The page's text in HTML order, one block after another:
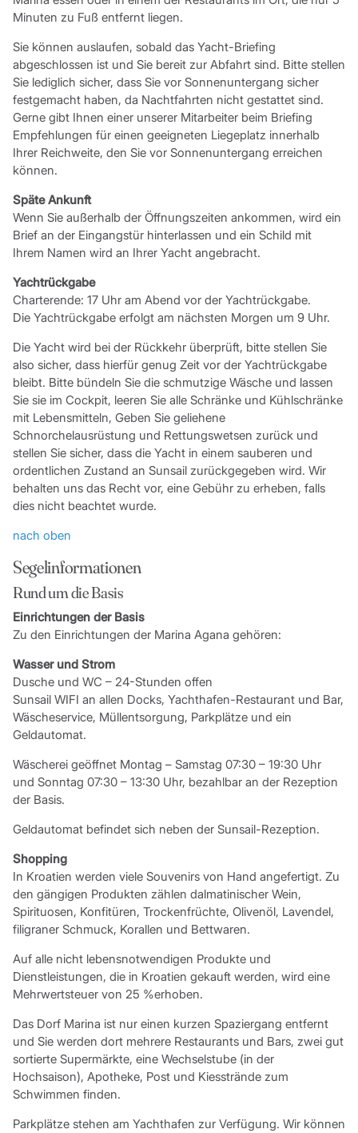
Minuten zu Fuß entfernt liegen.
Sie können auslaufen, sobald das Yacht-Briefing
abgeschlossen ist und Sie bereit zur Abfahrt sind. Bitte stellen
Sie lediglich sicher, dass Sie vor Sonnenuntergang sicher
festgemacht haben, da Nachtfahrten nicht gestattet sind.
Gerne gibt Ihnen einer unserer Mitarbeiter beim Briefing
Empfehlungen für einen geeigneten Liegeplatz innerhalb
Ihrer Reichweite, den Sie vor Sonnenuntergang erreichen
können.
Späte Ankunft
Wenn Sie außerhalb der Öffnungszeiten ankommen, wird ein
Brief an der Eingangstür hinterlassen und ein Schild mit
Ihrem Namen wird an Ihrer Yacht angebracht.
Yachtrückgabe
Charterende: 17 Uhr am Abend vor der Yachtrückgabe.
Die Yachtrückgabe erfolgt am nächsten Morgen um 9 Uhr.
Die Yacht wird bei der Rückkehr überprüft, bitte stellen Sie
also sicher, dass hierfür genug Zeit vor der Yachtrückgabe
bleibt. Bitte bündeln Sie die schmutzige Wäsche und lassen
Sie sie im Cockpit, leeren Sie alle Schränke und Kühlschränke
mit Lebensmitteln, Geben Sie geliehene
Schnorchelausrüstung und Rettungswetsen zurück und
stellen Sie sicher, dass die Yacht in einem sauberen und
ordentlichen Zustand an Sunsail zurückgegeben wird. Wir
behalten uns das Recht vor, eine Gebühr zu erheben, falls
dies nicht beachtet wurde.
nach oben
Segelinformationen
Rund um die Basis
Einrichtungen der Basis
Zu den Einrichtungen der Marina Agana gehören:
Wasser und Strom
Dusche und WC – 24-Stunden offen
Sunsail WIFI an allen Docks, Yachthafen-Restaurant und Bar,
Wäscheservice, Müllentsorgung, Parkplätze und ein
Geldautomat.
Wäscherei geöffnet Montag – Samstag 07:30 – 19:30 Uhr
und Sonntag 07:30 – 13:30 Uhr, bezahlbar an der Rezeption
der Basis.
Geldautomat befindet sich neben der Sunsail-Rezeption.
Shopping
In Kroatien werden viele Souvenirs von Hand angefertigt. Zu
den gängigen Produkten zählen dalmatinischer Wein,
Spirituosen, Konfitüren, Trockenfrüchte, Olivenöl, Lavendel,
filigraner Schmuck, Korallen und Bettwaren.
Auf alle nicht lebensnotwendigen Produkte und
Dienstleistungen, die in Kroatien gekauft werden, wird eine
Mehrwertsteuer von 25 %erhoben.
Das Dorf Marina ist nur einen kurzen Spaziergang entfernt
und Sie werden dort mehrere Restaurants und Bars, zwei gut
sortierte Supermärkte, eine Wechselstube (in der
Hochsaison), Apotheke, Post und Kiesstrände zum
Schwimmen finden.
Parkplätze stehen am Yachthafen zur Verfügung. Wir können